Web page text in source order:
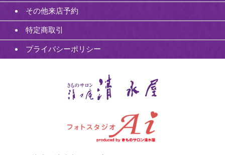
その他来店予約
特定商取引
プライバシーポリシー